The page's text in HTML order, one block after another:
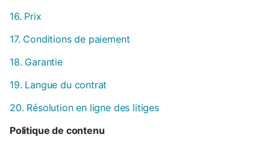
16. Prix
17. Conditions de paiement
18. Garantie
19. Langue du contrat
20. Résolution en ligne des litiges
Politique de contenu